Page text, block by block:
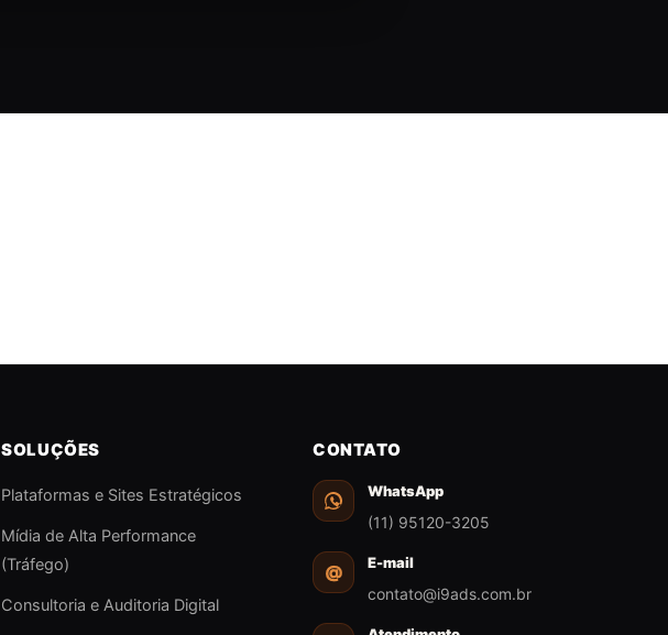
SOLUÇÕES
Plataformas e Sites Estratégicos
Mídia de Alta Performance
(Tráfego)
Consultoria e Auditoria Digital
CONTATO
WhatsApp
(11) 95120-3205
@ E-mail
contato@i9ads.com.br